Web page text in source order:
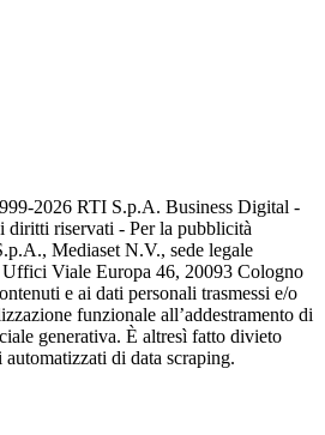
2026 RTI S.p.A. Business Digital -
diritti riservati - Per la pubblicità
Mediaset N.V., sede legale
Uffici Viale Europa 46, 20093 Cologno
e ai dati personali trasmessi e/o
funzionale all’addestramento di
generativa. È altresì fatto divieto
di data scraping.